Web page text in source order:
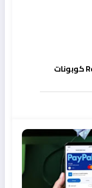
احصل على خصم RedotPay Card كوبونات